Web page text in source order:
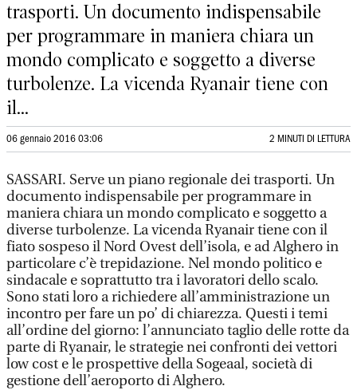
trasporti. Un documento indispensabile
per programmare in maniera chiara un
mondo complicato e soggetto a diverse
turbolenze. La vicenda Ryanair tiene con
il...
06 gennaio 2016 03:06 2 MINUTI DI LETTURA
SASSARI. Serve un piano regionale dei trasporti. Un
documento indispensabile per programmare in
maniera chiara un mondo complicato e soggetto a
diverse turbolenze. La vicenda Ryanair tiene con il
fiato sospeso il Nord Ovest dell’isola, e ad Alghero in
particolare c’è trepidazione. Nel mondo politico e
sindacale e soprattutto tra i lavoratori dello scalo.
Sono stati loro a richiedere all’amministrazione un
incontro per fare un po’ di chiarezza. Questi i temi
all’ordine del giorno: l’annunciato taglio delle rotte da
parte di Ryanair, le strategie nei confronti dei vettori
low cost e le prospettive della Sogeaal, società di
gestione dell’aeroporto di Alghero.